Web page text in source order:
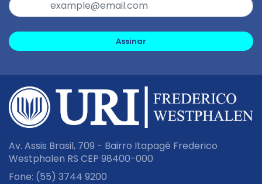
Assinar
Av. Assis Brasil, 709 - Bairro Itapagé Frederico
Westphalen RS CEP 98400-000
Fone: (55) 3744 9200